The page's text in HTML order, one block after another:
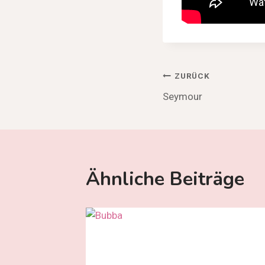
ZURÜCK
Seymour
Ähnliche Beiträge